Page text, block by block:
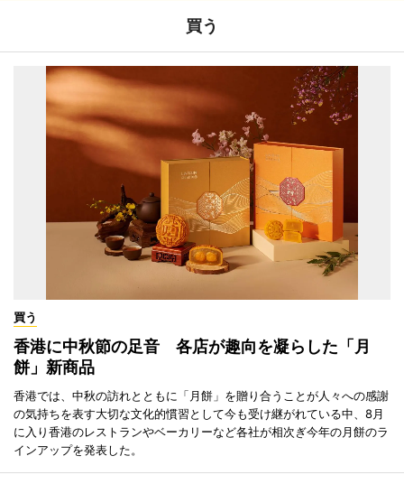
買う
買う
香港に中秋節の足音 各店が趣向を凝らした「月
餅」新商品
香港では、中秋の訪れとともに「月餅」を贈り合うことが人々への感謝
の気持ちを表す大切な文化的慣習として今も受け継がれている中、8月
に入り香港のレストランやベーカリーなど各社が相次ぎ今年の月餅のラ
インアップを発表した。